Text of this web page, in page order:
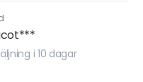
i 10 dagar